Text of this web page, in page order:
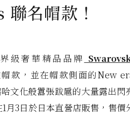
名帽款！
級奢華精品品牌
款，並在帽款側面的New
文化般囂張跋扈的大量露出閃
月3日於日本直營店販售，售價